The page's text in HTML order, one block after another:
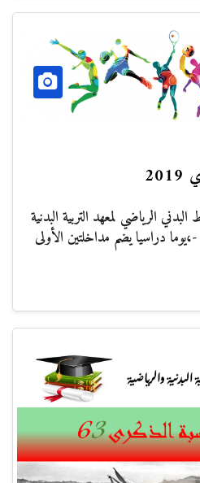
الرياضي لمعهد التربية البدنية
دراسيا يضم مداخلتين الأولى